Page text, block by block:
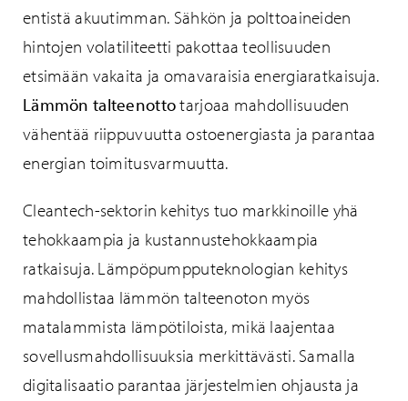
entistä akuutimman. Sähkön ja polttoaineiden
hintojen volatiliteetti pakottaa teollisuuden
etsimään vakaita ja omavaraisia energiaratkaisuja.
Lämmön talteenottotarjoaa mahdollisuuden
vähentää riippuvuutta ostoenergiasta ja parantaa
energian toimitusvarmuutta.
Cleantech-sektorin kehitys tuo markkinoille yhä
tehokkaampia ja kustannustehokkaampia
ratkaisuja. Lämpöpumpputeknologian kehitys
mahdollistaa lämmön talteenoton myös
matalammista lämpötiloista, mikä laajentaa
sovellusmahdollisuuksia merkittävästi. Samalla
digitalisaatio parantaa järjestelmien ohjausta ja